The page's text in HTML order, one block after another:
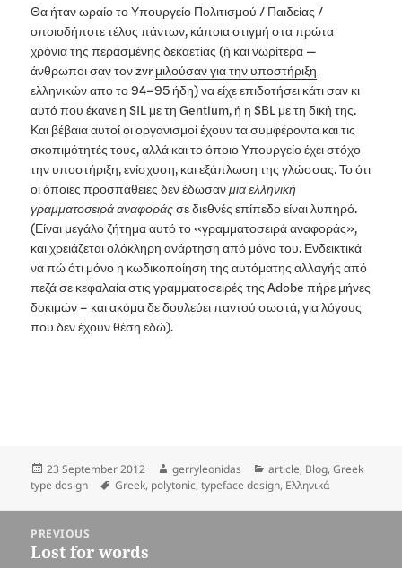
Θα ήταν ωραίο το Υπουργείο Πολιτισμού / Παιδείας /
οποιοδήποτε τέλος πάντων, κάποια στιγμή στα πρώτα
χρόνια της περασμένης δεκαετίας (ή και νωρίτερα —
άνθρωποι σαν τον zvr μιλούσαν για την υποστήριξη
ελληνικών απο το 94–95 ήδη) να είχε επιδοτήσει κάτι σαν κι
αυτό που έκανε η SIL με τη Gentium, ή η SBL με τη δική της.
Και βέβαια αυτοί οι οργανισμοί έχουν τα συμφέροντα και τις
σκοπιμότητές τους, αλλά και το όποιο Υπουργείο έχει στόχο
την υποστήριξη, ενίσχυση, και εξάπλωση της γλώσσας. Το ότι
οι όποιες προσπάθειες δεν έδωσανμια ελληνική
γραμματοσειρά αναφοράςσε διεθνές επίπεδο είναι λυπηρό.
(Είναι μεγάλο ζήτημα αυτό το «γραμματοσειρά αναφοράς»,
και χρειάζεται ολόκληρη ανάρτηση από μόνο του. Ενδεικτικά
να πώ ότι μόνο η κωδικοποίηση της αυτόματης αλλαγής από
πεζά σε κεφαλαία στις γραμματοσειρές της Adobe πήρε μήνες
δοκιμών – και ακόμα δε δουλεύει παντού σωστά, για λόγους
που δεν έχουν θέση εδώ).
Posted
on
23 September 2012 Author
gerryleonidas Categories
article, Blog,Greek
type design
Tags
Greek, polytonic,typeface design, Ελληνικά
navigationPREVIOUS
Previous
Lost for words